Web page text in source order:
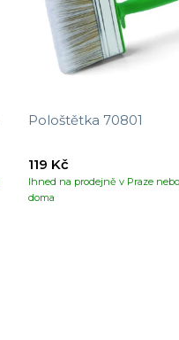
Pološtětka 70801
Ihned na prodejně v Praze
doma
119 Kč